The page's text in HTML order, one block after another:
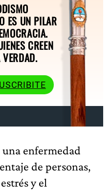
ES UN PILAR
CREEN
una enfermedad
de personas,
y el